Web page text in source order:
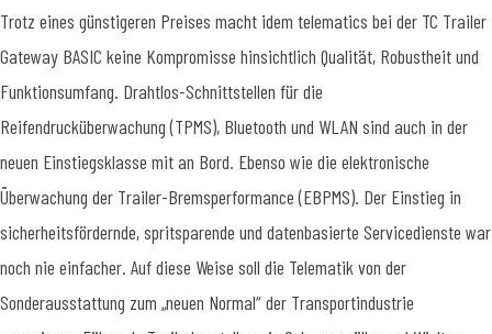
Trotz eines günstigeren Preises macht idem telematics bei der TC Trailer
Gateway BASIC keine Kompromisse hinsichtlich Qualität, Robustheit und
Funktionsumfang. Drahtlos-Schnittstellen für die
Reifendrucküberwachung (TPMS), Bluetooth und WLAN sind auch in der
neuen Einstiegsklasse mit an Bord. Ebenso wie die elektronische
Überwachung der Trailer-Bremsperformance (EBPMS). Der Einstieg in
sicherheitsfördernde, spritsparende und datenbasierte Servicedienste war
noch nie einfacher. Auf diese Weise soll die Telematik von der
Sonderausstattung zum „neuen Normal“ der Transportindustrie